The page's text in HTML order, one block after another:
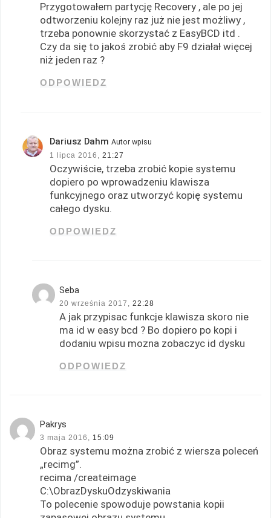
Przygotowałem partycję Recovery , ale po jej
odtworzeniu kolejny raz już nie jest możliwy ,
trzeba ponownie skorzystać z EasyBCD itd .
Czy da się to jakoś zrobić aby F9 działał więcej
niż jeden raz ?
ODPOWIEDZ
Dariusz Dahm Autor wpisu
1 lipca 2016, 21:27
Oczywiście, trzeba zrobić kopie systemu
dopiero po wprowadzeniu klawisza
funkcyjnego oraz utworzyć kopię systemu
całego dysku.
ODPOWIEDZ
Seba
20 września 2017, 22:28
A jak przypisac funkcje klawisza skoro nie
ma id w easy bcd ? Bo dopiero po kopi i
dodaniu wpisu mozna zobaczyc id dysku
ODPOWIEDZ
Pakrys
3 maja 2016, 15:09
Obraz systemu można zrobić z wiersza poleceń
„recimg”.
recima /createimage
C:\ObrazDyskuOdzyskiwania
To polecenie spowoduje powstania kopii